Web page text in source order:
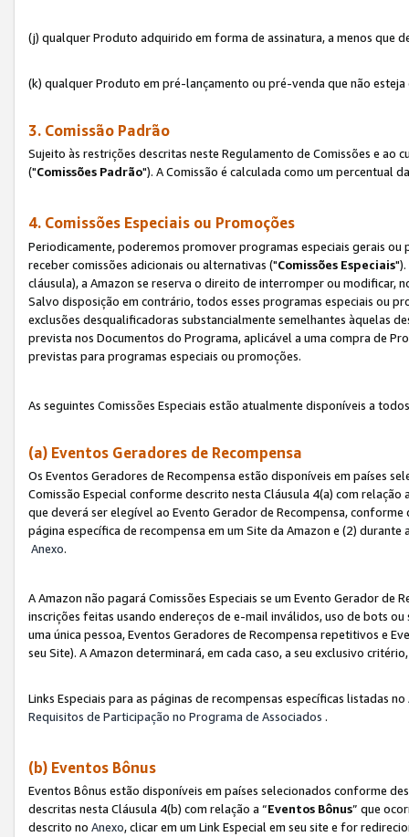
(j) qualquer Produto adquirido em forma de assinatura, a menos que
(k) qualquer Produto em pré-lançamento ou pré-venda que não
3. Comissão Padrão
Sujeito às restrições descritas neste Regulamento de Comissões e ao
("Comissões Padrão"). A Comissão é calculada como um percentual
4. Comissões Especiais ou Promoções
Periodicamente, poderemos promover programas especiais gerais
receber comissões adicionais ou alternativas ("Comissões Especiais
cláusula), a Amazon se reserva o direito de interromper ou
Salvo disposição em contrário, todos esses programas especiais ou
exclusões desqualificadoras substancialmente semelhantes àquelas
prevista nos Documentos do Programa, aplicável a uma compra de
previstas para programas especiais ou promoções.
As seguintes Comissões Especiais estão atualmente disponíveis a
(a) Eventos Geradores de Recompensa
Os Eventos Geradores de Recompensa estão disponíveis em países
Comissão Especial conforme descrito nesta Cláusula 4(a) com relação
que deverá ser elegível ao Evento Gerador de Recompensa,
página específica de recompensa em um Site da Amazon e (2)
Anexo.
A Amazon não pagará Comissões Especiais se um Evento Gerador
inscrições feitas usando endereços de e-mail inválidos, uso de bots
uma única pessoa, Eventos Geradores de Recompensa repetitivos e
seu Site). A Amazon determinará, em cada caso, a seu exclusivo
Links Especiais para as páginas de recompensas específicas listadas no
Requisitos de Participação no Programa de Associados .
(b) Eventos Bônus
Eventos Bônus estão disponíveis em países selecionados conforme
descritas nesta Cláusula 4(b) com relação a “Eventos Bônus” que
descrito no Anexo, clicar em um Link Especial em seu site e for